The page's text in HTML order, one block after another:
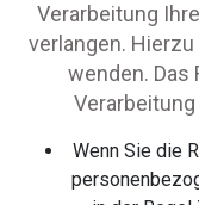
Verarbeitung
verlangen.
wenden. Das
Wenn Sie die